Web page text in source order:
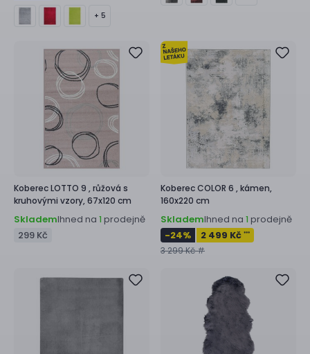
+ 5
KoberecLOTTO 9 ,růžová s
kruhovými vzory, 67x120 cm
SklademIhned na 1 prodejně
299 Kč
KoberecCOLOR 6 ,kámen,
160x220 cm
SklademIhned na 1 prodejně
-24% 2 499 Kč ***
3 299 Kč #